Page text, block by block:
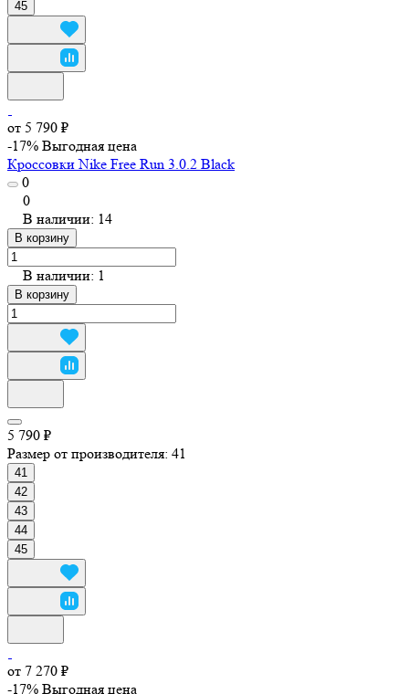
45
от 5 790 ₽
-17% Выгодная цена
Кроссовки Nike Free Run 3.0.2 Black
0
0
В наличии: 14
В корзину
В наличии: 1
В корзину
5 790 ₽
Размер от производителя: 41
41
42
43
44
45
от 7 270 ₽
-17% Выгодная цена